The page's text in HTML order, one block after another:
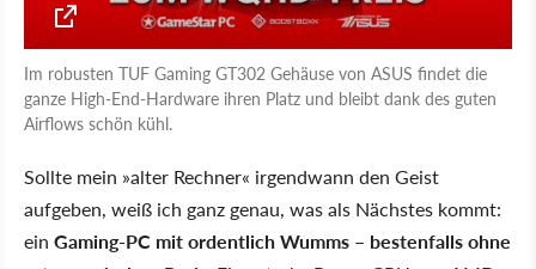
Im robusten TUF Gaming GT302 Gehäuse von ASUS findet die
ganze High-End-Hardware ihren Platz und bleibt dank des guten
Airflows schön kühl.
Sollte mein »alter Rechner« irgendwann den Geist
aufgeben, weiß ich ganz genau, was als Nächstes kommt:
ein Gaming-PC mit ordentlich Wumms – bestenfalls ohne